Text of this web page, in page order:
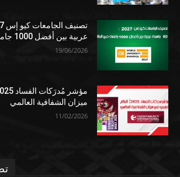
عربية بين أفضل 1000 جامعة في العالم
19/06/2026
ميزان الشفافية العالمي
11/02/2026